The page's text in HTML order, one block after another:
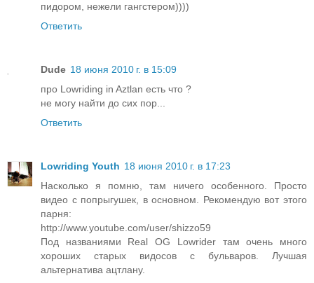
пидором, нежели гангстером))))
Ответить
Dude 18 июня 2010 г. в 15:09
про Lowriding in Aztlan есть что ?
не могу найти до сих пор...
Ответить
Lowriding Youth 18 июня 2010 г. в 17:23
Насколько я помню, там ничего особенного. Просто
видео с попрыгушек, в основном. Рекомендую вот этого
парня:
http://www.youtube.com/user/shizzo59
Под названиями Real OG Lowrider там очень много
хороших старых видосов с бульваров. Лучшая
альтернатива ацтлану.